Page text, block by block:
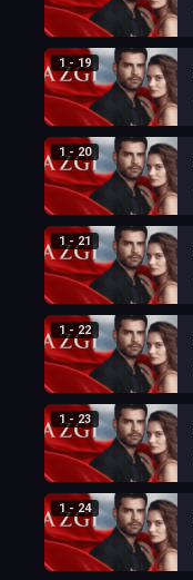
1 - 19
1 - 20
1 - 21
1 - 22
1 - 23
1 - 24